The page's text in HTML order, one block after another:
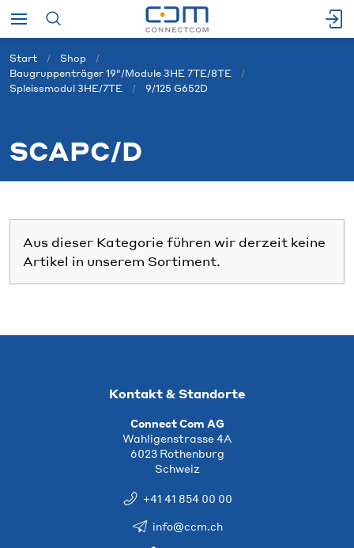
Start
Shop
Baugruppenträger 19"/Module 3HE 7TE/8TE
Spleissmodul 3HE/7TE
9/125 G652D
SCAPC/D
Aus dieser Kategorie führen wir derzeit keine
Artikel in unserem Sortiment.
Kontakt & Standorte
Connect Com AG
Wahligenstrasse 4A
6023 Rothenburg
Schweiz
+41 41 854 00 00
info@ccm.ch